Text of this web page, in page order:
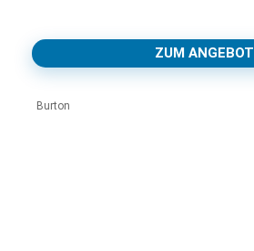
ZUM ANGEBOT
Burton